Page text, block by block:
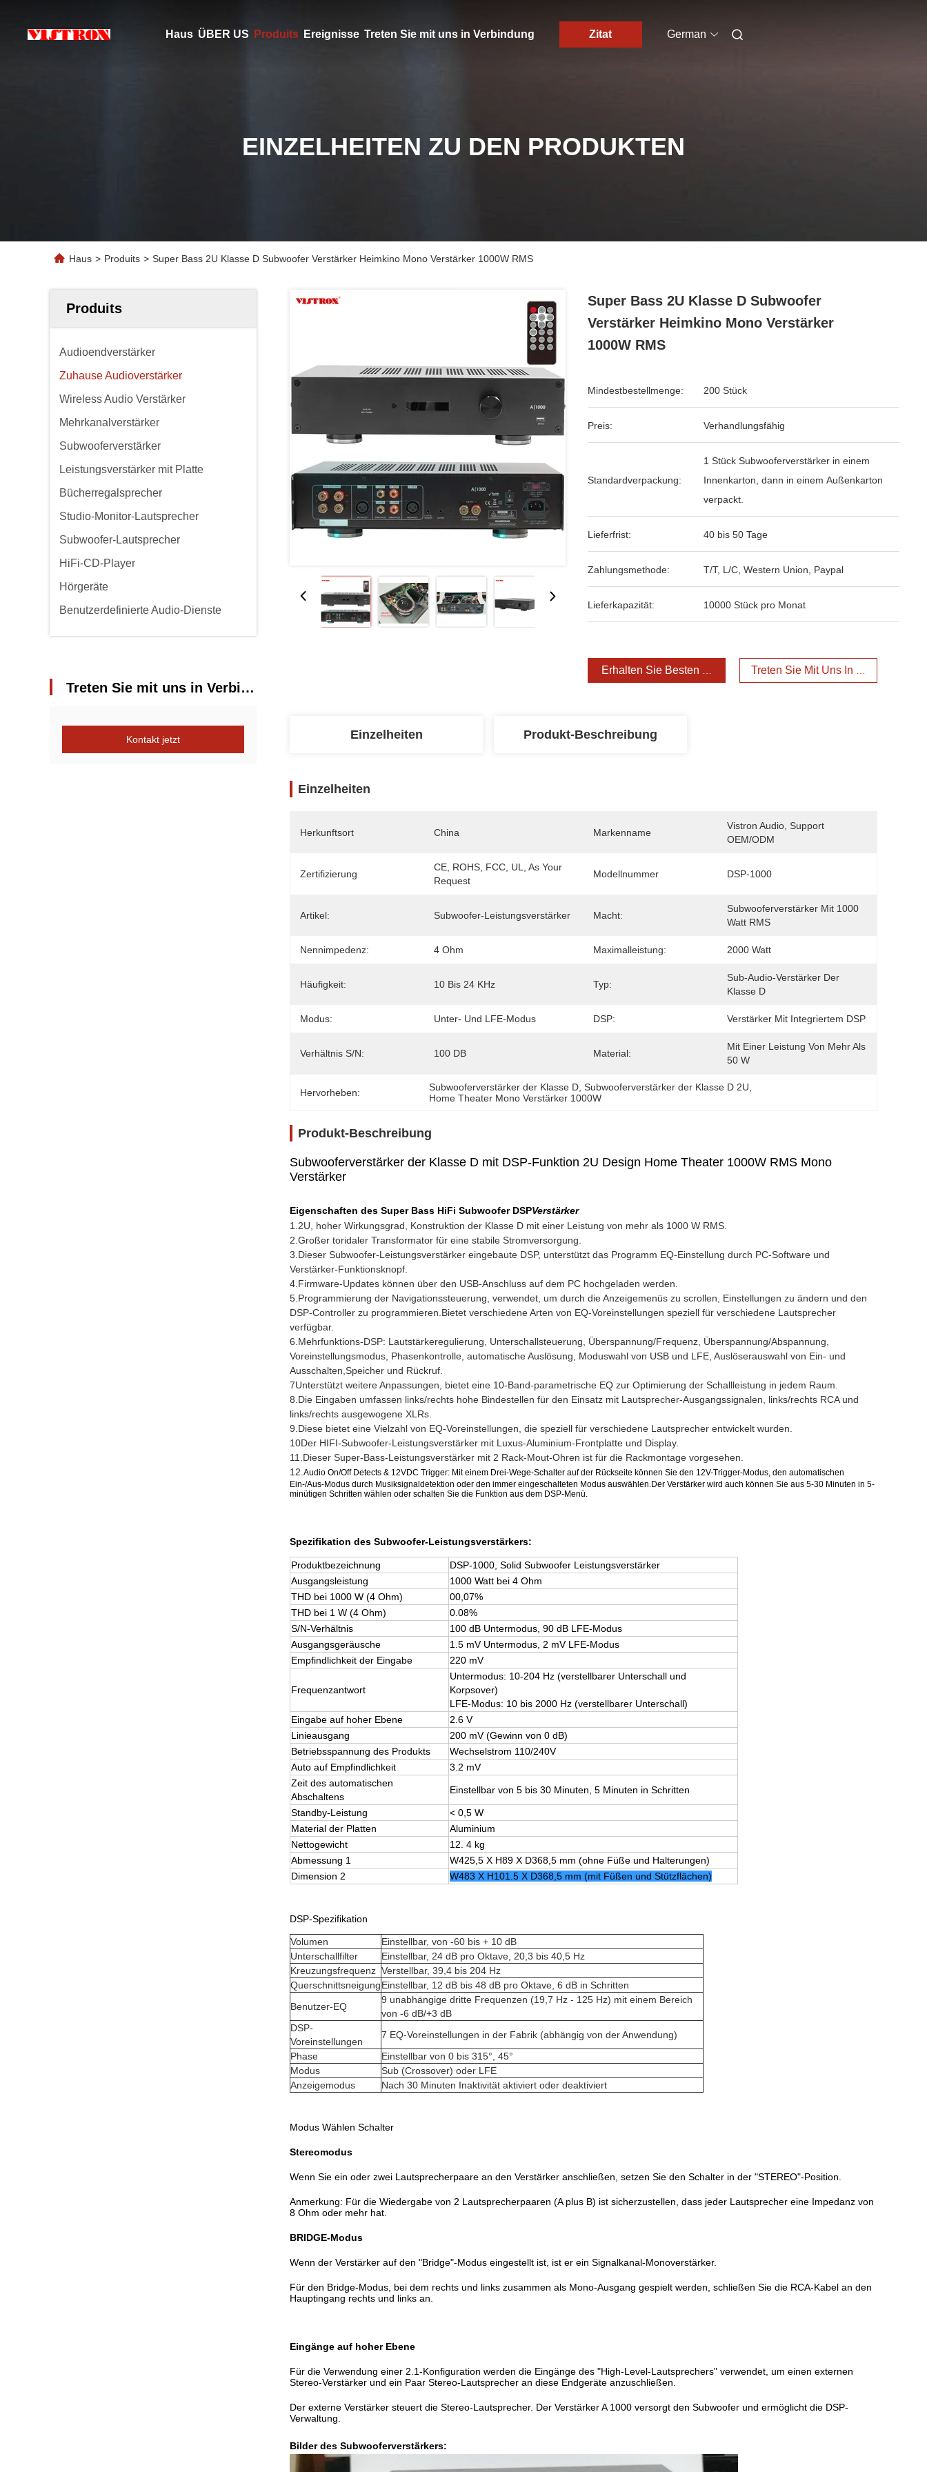
Haus ÜBER US Produits Ereignisse Treten Sie mit uns in Verbindung Zitat German
EINZELHEITEN ZU DEN PRODUKTEN
Haus > Produits > Super Bass 2U Klasse D Subwoofer Verstärker Heimkino Mono Verstärker 1000W RMS
Produits
Audioendverstärker
Zuhause Audioverstärker
Wireless Audio Verstärker
Mehrkanalverstärker
Subwooferverstärker
Leistungsverstärker mit Platte
Bücherregalsprecher
Studio-Monitor-Lautsprecher
Subwoofer-Lautsprecher
HiFi-CD-Player
Hörgeräte
Benutzerdefinierte Audio-Dienste
Treten Sie mit uns in Verbindung
Kontakt jetzt
Super Bass 2U Klasse D Subwoofer
Verstärker Heimkino Mono Verstärker
1000W RMS
Mindestbestellmenge: 200 Stück
Preis: Verhandlungsfähig
Standardverpackung:
1 Stück Subwooferverstärker in einem
Innenkarton, dann in einem Außenkarton
verpackt.
Lieferfrist: 40 bis 50 Tage
Zahlungsmethode: T/T, L/C, Western Union, Paypal
Lieferkapazität: 10000 Stück pro Monat
Erhalten Sie Besten Preis Treten Sie Mit Uns In Verbindung
Einzelheiten Produkt-Beschreibung
Einzelheiten
Herkunftsort China Markenname
Vistron Audio, Support
OEM/ODM
Zertifizierung
CE, ROHS, FCC, UL, As Your
Request
Modellnummer DSP-1000
Artikel: Subwoofer-Leistungsverstärker Macht:
Subwooferverstärker Mit 1000
Watt RMS
Nennimpedenz: 4 Ohm Maximalleistung: 2000 Watt
Häufigkeit: 10 Bis 24 KHz Typ:
Sub-Audio-Verstärker Der
Klasse D
Modus: Unter- Und LFE-Modus DSP: Verstärker Mit Integriertem DSP
Verhältnis S/N: 100 DB Material:
Mit Einer Leistung Von Mehr Als
50 W
Hervorheben: Subwooferverstärker der Klasse D , Subwooferverstärker der Klasse D 2U
Home Theater Mono Verstärker 1000W
Produkt-Beschreibung
Subwooferverstärker der Klasse D mit DSP-Funktion 2U Design Home Theater 1000W RMS Mono
Verstärker
Eigenschaften des Super Bass HiFi Subwoofer DSPVerstärker
1.2U, hoher Wirkungsgrad, Konstruktion der Klasse D mit einer Leistung von mehr als 1000 W RMS.
2.Großer toridaler Transformator für eine stabile Stromversorgung.
3.Dieser Subwoofer-Leistungsverstärker eingebaute DSP, unterstützt das Programm EQ-Einstellung durch PC-Software und
Verstärker-Funktionsknopf.
4.Firmware-Updates können über den USB-Anschluss auf dem PC hochgeladen werden.
5.Programmierung der Navigationssteuerung, verwendet, um durch die Anzeigemenüs zu scrollen, Einstellungen zu ändern und den
DSP-Controller zu programmieren.Bietet verschiedene Arten von EQ-Voreinstellungen speziell für verschiedene Lautsprecher
verfügbar.
6.Mehrfunktions-DSP: Lautstärkeregulierung, Unterschallsteuerung, Überspannung/Frequenz, Überspannung/Abspannung,
Voreinstellungsmodus, Phasenkontrolle, automatische Auslösung, Moduswahl von USB und LFE, Auslöserauswahl von Ein- und
Ausschalten,Speicher und Rückruf.
7Unterstützt weitere Anpassungen, bietet eine 10-Band-parametrische EQ zur Optimierung der Schallleistung in jedem Raum.
8.Die Eingaben umfassen links/rechts hohe Bindestellen für den Einsatz mit Lautsprecher-Ausgangssignalen, links/rechts RCA und
links/rechts ausgewogene XLRs.
9.Diese bietet eine Vielzahl von EQ-Voreinstellungen, die speziell für verschiedene Lautsprecher entwickelt wurden.
10Der HIFI-Subwoofer-Leistungsverstärker mit Luxus-Aluminium-Frontplatte und Display.
11.Dieser Super-Bass-Leistungsverstärker mit 2 Rack-Mout-Ohren ist für die Rackmontage vorgesehen.
12. Audio On/Off Detects & 12VDC Trigger: Mit einem Drei-Wege-Schalter auf der Rückseite können Sie den 12V-Trigger-Modus, den automatischen
Ein-/Aus-Modus durch Musiksignaldetektion oder den immer eingeschalteten Modus auswählen.Der Verstärker wird auch können Sie aus 5-30 Minuten in 5-
minütigen Schritten wählen oder schalten Sie die Funktion aus dem DSP-Menü.
Spezifikation des Subwoofer-Leistungsverstärkers:
Produktbezeichnung
DSP-1000, Solid Subwoofer Leistungsverstärker
Ausgangsleistung
1000 Watt bei 4 Ohm
THD bei 1000 W (4 Ohm)
00,07%
THD bei 1 W (4 Ohm)
0.08%
S/N-Verhältnis
100 dB Untermodus, 90 dB LFE-Modus
Ausgangsgeräusche
1.5 mV Untermodus, 2 mV LFE-Modus
Empfindlichkeit der Eingabe
220 mV
Frequenzantwort
Untermodus: 10-204 Hz (verstellbarer Unterschall und
Korpsover)
LFE-Modus: 10 bis 2000 Hz (verstellbarer Unterschall)
Eingabe auf hoher Ebene
2.6 V
Linieausgang
200 mV (Gewinn von 0 dB)
Betriebsspannung des Produkts
Wechselstrom 110/240V
Auto auf Empfindlichkeit
3.2 mV
Zeit des automatischen
Abschaltens
Einstellbar von 5 bis 30 Minuten, 5 Minuten in Schritten
Standby-Leistung
< 0,5 W
Material der Platten
Aluminium
Nettogewicht
12. 4 kg
Abmessung 1
W425,5 X H89 X D368,5 mm (ohne Füße und Halterungen)
Dimension 2
W483 X H101.5 X D368,5 mm (mit Füßen und Stützflächen)
DSP-Spezifikation
Volumen
Einstellbar, von -60 bis + 10 dB
Unterschallfilter
Einstellbar, 24 dB pro Oktave, 20,3 bis 40,5 Hz
Kreuzungsfrequenz Verstellbar, 39,4 bis 204 Hz
QuerschnittsneigungEinstellbar, 12 dB bis 48 dB pro Oktave, 6 dB in Schritten
Benutzer-EQ
9 unabhängige dritte Frequenzen (19,7 Hz - 125 Hz) mit einem Bereich
von -6 dB/+3 dB
DSP-
Voreinstellungen
7 EQ-Voreinstellungen in der Fabrik (abhängig von der Anwendung)
Phase
Einstellbar von 0 bis 315°, 45°
Modus
Sub (Crossover) oder LFE
Anzeigemodus
Nach 30 Minuten Inaktivität aktiviert oder deaktiviert
Modus Wählen Schalter
Stereomodus
Wenn Sie ein oder zwei Lautsprecherpaare an den Verstärker anschließen, setzen Sie den Schalter in der "STEREO"-Position.
Anmerkung: Für die Wiedergabe von 2 Lautsprecherpaaren (A plus B) ist sicherzustellen, dass jeder Lautsprecher eine Impedanz von
8 Ohm oder mehr hat.
BRIDGE-Modus
Wenn der Verstärker auf den "Bridge"-Modus eingestellt ist, ist er ein Signalkanal-Monoverstärker.
Für den Bridge-Modus, bei dem rechts und links zusammen als Mono-Ausgang gespielt werden, schließen Sie die RCA-Kabel an den
Hauptingang rechts und links an.
Eingänge auf hoher Ebene
Für die Verwendung einer 2.1-Konfiguration werden die Eingänge des "High-Level-Lautsprechers" verwendet, um einen externen
Stereo-Verstärker und ein Paar Stereo-Lautsprecher an diese Endgeräte anzuschließen.
Der externe Verstärker steuert die Stereo-Lautsprecher. Der Verstärker A 1000 versorgt den Subwoofer und ermöglicht die DSP-
Verwaltung.
Bilder des Subwooferverstärkers: